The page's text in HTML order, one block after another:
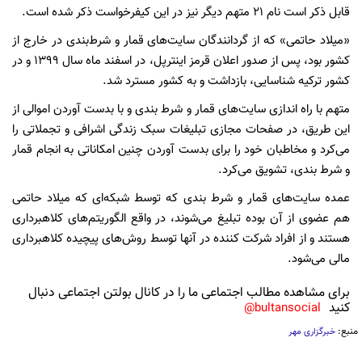
قابل ذکر است نام ۲۱ متهم دیگر نیز در این کیفرخواست ذکر شده است.
«میلاد حاتمی» که از گردانندگان سایت‌های قمار و شرط‌بندی در خارج از
کشور بود، پس از صدور اعلان قرمز اینترپل، در اسفند ماه سال ۱۳۹۹ و در
کشور ترکیه شناسایی، بازداشت و به کشور مسترد شد.
متهم با راه اندازی سایت‌های قمار و شرط بندی و با بدست آوردن اموالی از
این طریق، در صفحات مجازی تبلیغات سبک زندگی اشرافی و تجملاتی را
می‌کرد و مخاطبان خود را برای بدست آوردن چنین امکاناتی به انجام قمار
و شرط بندی، تشویق می‌کرد.
عمده سایت‌های قمار و شرط بندی که توسط شبکه‌ای که میلاد حاتمی
هم عضوی از آن بوده تبلیغ می‌شوند، در واقع الگوریتم‌های کلاهبرداری
هستند و از افراد شرکت کننده در آنها توسط روش‌های پیچیده کلاهبرداری
مالی می‌شود.
برای مشاهده مطالب اجتماعی ما را در کانال بولتن اجتماعی دنبال
کنید bultansocial@
منبع: خبرگزاری مهر